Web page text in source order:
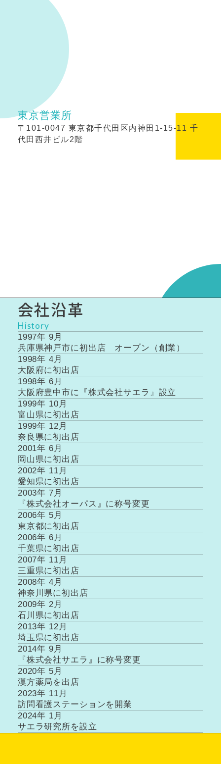
東京営業所
〒101-0047 東京都千代田区内神田1-15-11 千
代田西井ビル2階
会社沿革
History
1997年 9月
兵庫県神戸市に初出店 オープン（創業）
1998年 4月
大阪府に初出店
1998年 6月
大阪府豊中市に『株式会社サエラ』設立
1999年 10月
富山県に初出店
1999年 12月
奈良県に初出店
2001年 6月
岡山県に初出店
2002年 11月
愛知県に初出店
2003年 7月
『株式会社オーパス』に称号変更
2006年 5月
東京都に初出店
2006年 6月
千葉県に初出店
2007年 11月
三重県に初出店
2008年 4月
神奈川県に初出店
2009年 2月
石川県に初出店
2013年 12月
埼玉県に初出店
2014年 9月
『株式会社サエラ』に称号変更
2020年 5月
漢方薬局を出店
2023年 11月
訪問看護ステーションを開業
2024年 1月
サエラ研究所を設立